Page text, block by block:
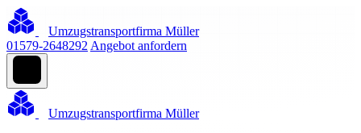
Umzugstransportfirma Müller
01579-2648292 Angebot anfordern
Umzugstransportfirma Müller